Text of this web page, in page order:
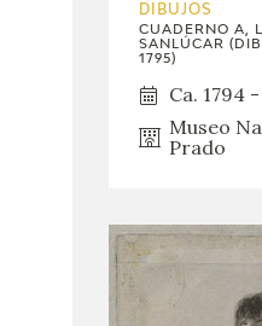
DIBUJOS
CUADERNO A,
SANLÚCAR
1795)
Ca. 1794
Museo
Prado